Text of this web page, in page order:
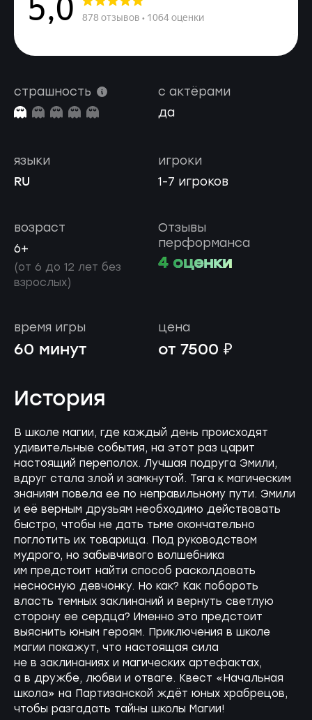
страшность
с актёрами
да
игроки
1-7 игроков
языки
RU
возраст
6+
(от 6 до 12 лет без
взрослых)
Отзывы
перформанса
4 оценки
время игры
60 минут
цена
от 7500 ₽
История
В школе магии, где каждый день происходят
удивительные события, на этот раз царит
настоящий переполох. Лучшая подруга Эмили,
вдруг стала злой и замкнутой. Тяга к магическим
знаниям повела ее по неправильному пути. Эмили
и её верным друзьям необходимо действовать
быстро, чтобы не дать тьме окончательно
поглотить их товарища. Под руководством
мудрого, но забывчивого волшебника
им предстоит найти способ расколдовать
несносную девчонку. Но как? Как побороть
власть темных заклинаний и вернуть светлую
сторону ее сердца? Именно это предстоит
выяснить юным героям. Приключения в школе
магии покажут, что настоящая сила
не в заклинаниях и магических артефактах,
а в дружбе, любви и отваге. Квест «Начальная
школа» на Партизанской ждёт юных храбрецов,
чтобы разгадать тайны школы Магии!